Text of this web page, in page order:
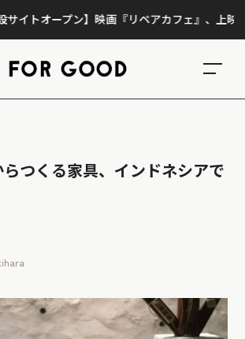
ープン】映画『リペアカフェ』、上映300回の
らつくる家具、インドネシアで